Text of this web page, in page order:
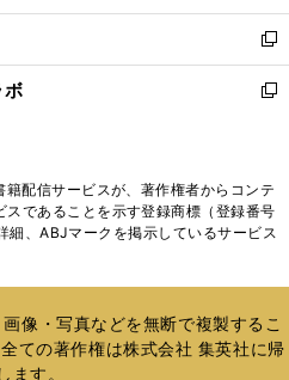
開
く
ウ
で
開
く
ン
ド
ウ
で
ウ
ィ
ン
ド
く
新
し
い
ド
ウ
で
ボ
新
ィ
ン
ド
開
く
配信サービスが、著作権者からコンテ
であることを示す登録商標（登録番号
、ABJマークを掲示しているサービス
像・写真などを無断で複製するこ
ての著作権は株式会社 集英社に帰
ます。